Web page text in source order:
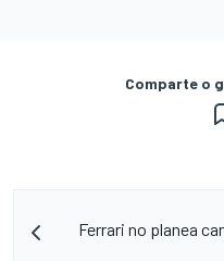
Comparte o
Ferrari no planea